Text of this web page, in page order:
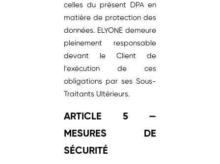
celles du présent DPA en
matière de protection des
données. ELYONE demeure
pleinement responsable
devant le Client de
l'exécution de ces
obligations par ses Sous-
Traitants Ultérieurs.
ARTICLE 5 —
MESURES DE
SÉCURITÉ